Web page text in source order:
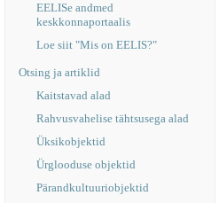
EELISe andmed
keskkonnaportaalis
Loe siit "Mis on EELIS?"
Otsing ja artiklid
Kaitstavad alad
Rahvusvahelise tähtsusega alad
Üksikobjektid
Ürglooduse objektid
Pärandkultuuriobjektid